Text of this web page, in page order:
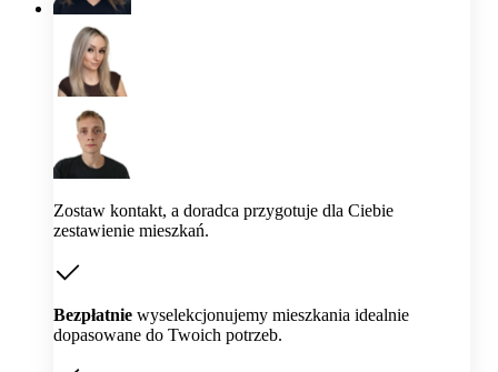
Zostaw kontakt, a doradca przygotuje dla Ciebie
zestawienie mieszkań.
Bezpłatnie wyselekcjonujemy mieszkania idealnie
dopasowane do Twoich potrzeb.